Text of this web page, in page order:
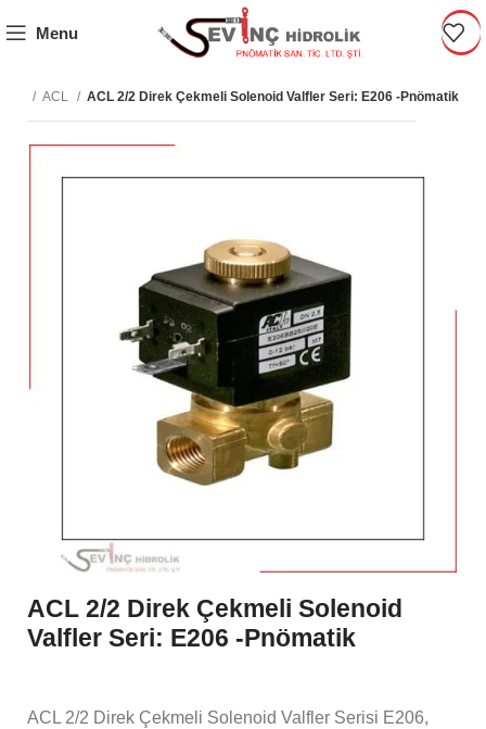
Menu
ACL ACL 2/2 Direk Çekmeli Solenoid Valfler Seri: E206 -Pnömatik
ACL 2/2 Direk Çekmeli Solenoid
Valfler Seri: E206 -Pnömatik
ACL 2/2 Direk Çekmeli Solenoid Valfler Serisi E206,